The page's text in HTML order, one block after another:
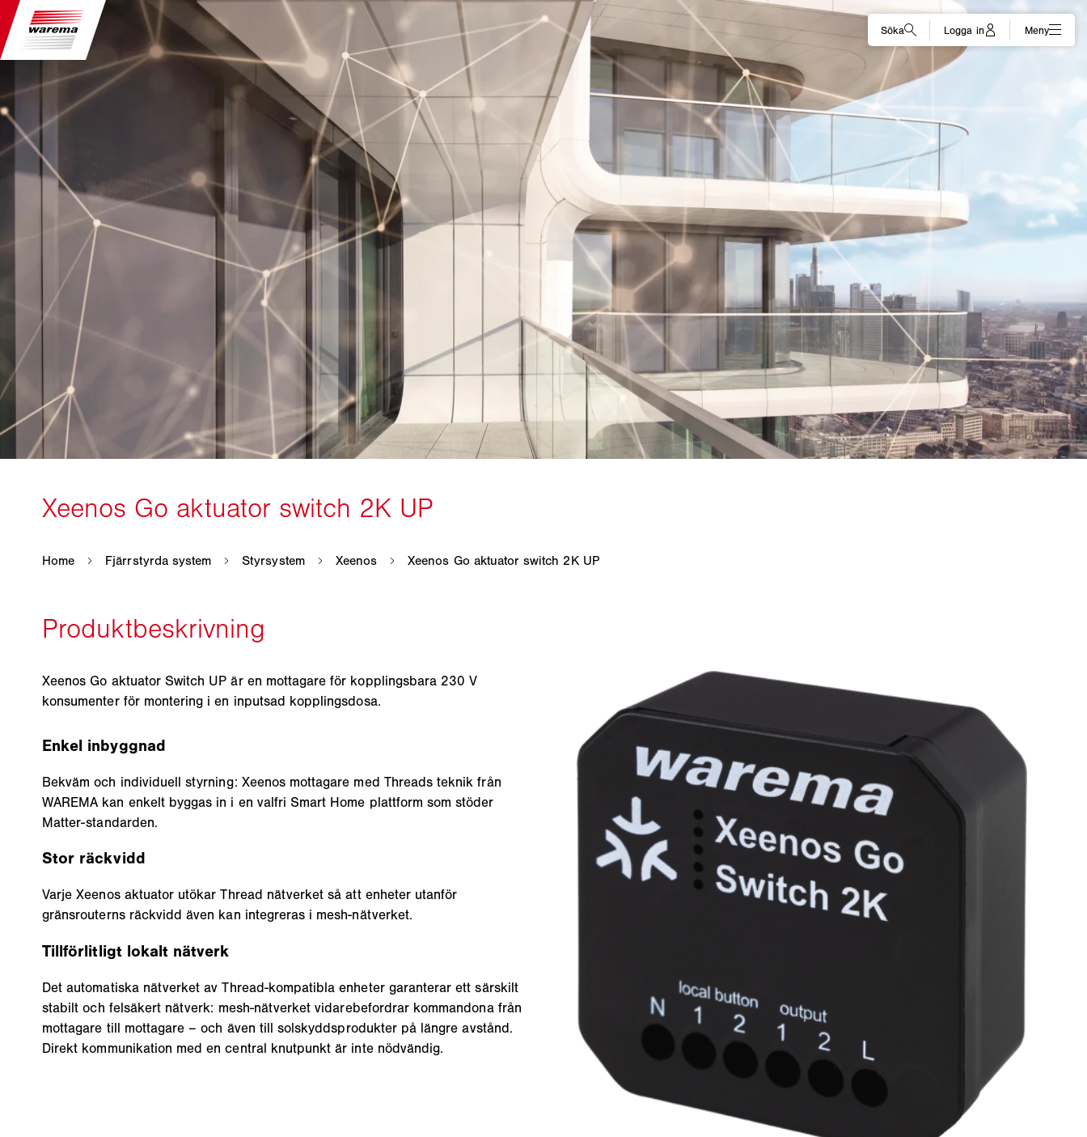
Xeenos Go aktuator Switch UP är en mottagare för kopplingsbara 230 V
konsumenter för montering i en inputsad kopplingsdosa.
Enkel inbyggnad
Bekväm och individuell styrning: Xeenos mottagare med Threads teknik från
WAREMA kan enkelt byggas in i en valfri Smart Home plattform som stöder
Matter-standarden.
Stor räckvidd
Varje Xeenos aktuator utökar Thread nätverket så att enheter utanför
gränsrouterns räckvidd även kan integreras i mesh-nätverket.
Tillförlitligt lokalt nätverk
Det automatiska nätverket av Thread-kompatibla enheter garanterar ett särskilt
stabilt och felsäkert nätverk: mesh-nätverket vidarebefordrar kommandona från
mottagare till mottagare – och även till solskyddsprodukter på längre avstånd.
Direkt kommunikation med en central knutpunkt är inte nödvändig.